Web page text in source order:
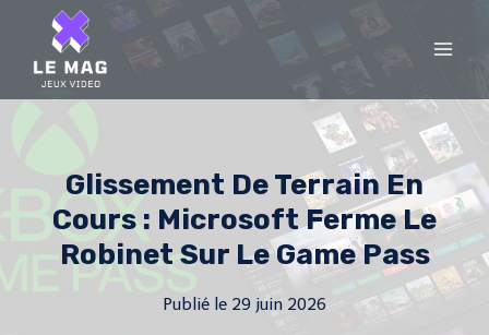
content
Glissement De Terrain En
Cours : Microsoft Ferme Le
Robinet Sur Le Game Pass
Publié le 29 juin 2026